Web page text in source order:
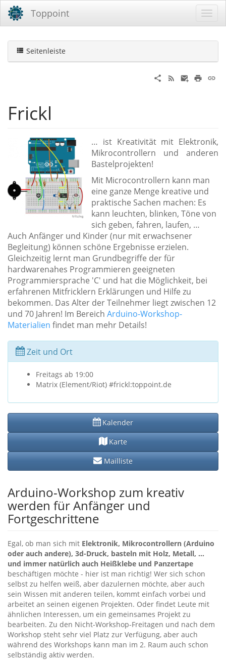
Toppoint
Seitenleiste
Frickl
… ist Kreativität mit Elektronik,
Mikrocontrollern und anderen
Bastelprojekten!
Mit Microcontrollern kann man
eine ganze Menge kreative und
praktische Sachen machen: Es
kann leuchten, blinken, Töne von
sich geben, fahren, laufen, …
Auch Anfänger und Kinder (nur mit erwachsener
Begleitung) können schöne Ergebnisse erzielen.
Gleichzeitig lernt man Grundbegriffe der für
hardwarenahes Programmieren geeigneten
Programmiersprache 'C' und hat die Möglichkeit, bei
erfahrenen Mitfricklern Erklärungen und Hilfe zu
bekommen. Das Alter der Teilnehmer liegt zwischen 12
und 70 Jahren! Im Bereich Arduino-Workshop-
Materialien findet man mehr Details!
Zeit und Ort
Freitags ab 19:00
Matrix (Element/Riot) #frickl:toppoint.de
Kalender
Karte
Mailliste
Arduino-Workshop zum kreativ
werden für Anfänger und
Fortgeschrittene
Egal, ob man sich mit Elektronik, Mikrocontrollern (Arduino
oder auch andere), 3d-Druck, basteln mit Holz, Metall, …
und immer natürlich auch Heißklebe und Panzertape
beschäftigen möchte - hier ist man richtig! Wer sich schon
selbst zu helfen weiß, aber dazulernen möchte, aber auch
sein Wissen mit anderen teilen, kommt einfach vorbei und
arbeitet an seinen eigenen Projekten. Oder findet Leute mit
ähnlichen Interessen, um ein gemeinsames Projekt zu
bearbeiten. Zu den Nicht-Workshop-Freitagen und nach dem
Workshop steht sehr viel Platz zur Verfügung, aber auch
während des Workshops kann man im 2. Raum auch schon
selbständig aktiv werden.